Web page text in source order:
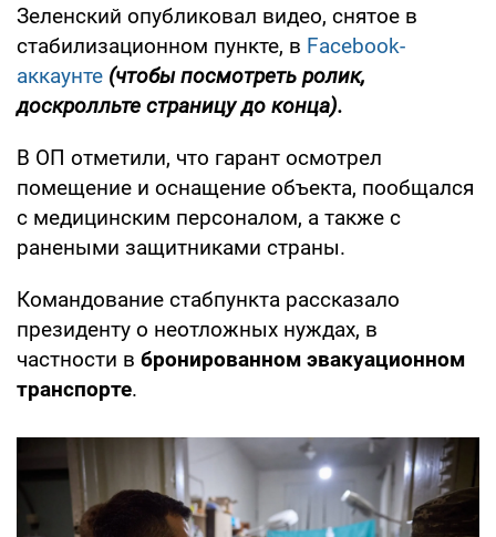
Зеленский опубликовал видео, снятое в
стабилизационном пункте, в Facebook-
аккаунте (чтобы посмотреть ролик,
доскролльте страницу до конца).
В ОП отметили, что гарант осмотрел
помещение и оснащение объекта, пообщался
с медицинским персоналом, а также с
ранеными защитниками страны.
Командование стабпункта рассказало
президенту о неотложных нуждах, в
частности в бронированном эвакуационном
транспорте.